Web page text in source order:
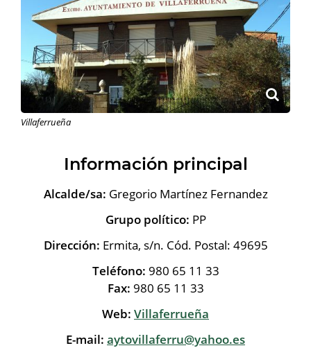
Villaferrueña
Información principal
Alcalde/sa: Gregorio Martínez Fernandez
Grupo político: PP
Dirección: Ermita, s/n. Cód. Postal: 49695
Teléfono: 980 65 11 33
Fax: 980 65 11 33
Web: Villaferrueña
E-mail: aytovillaferru@yahoo.es